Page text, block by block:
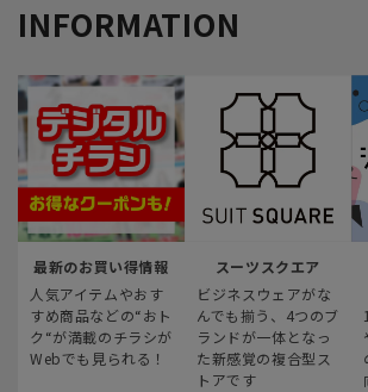
INFORMATION
最新のお買い得情報
人気アイテムやおす
すめ商品などの“おト
ク“が満載のチラシが
Webでも見られる！
スーツスクエア
ビジネスウェアがな
んでも揃う、4つのブ
ランドが一体となっ
た新感覚の複合型ス
トアです